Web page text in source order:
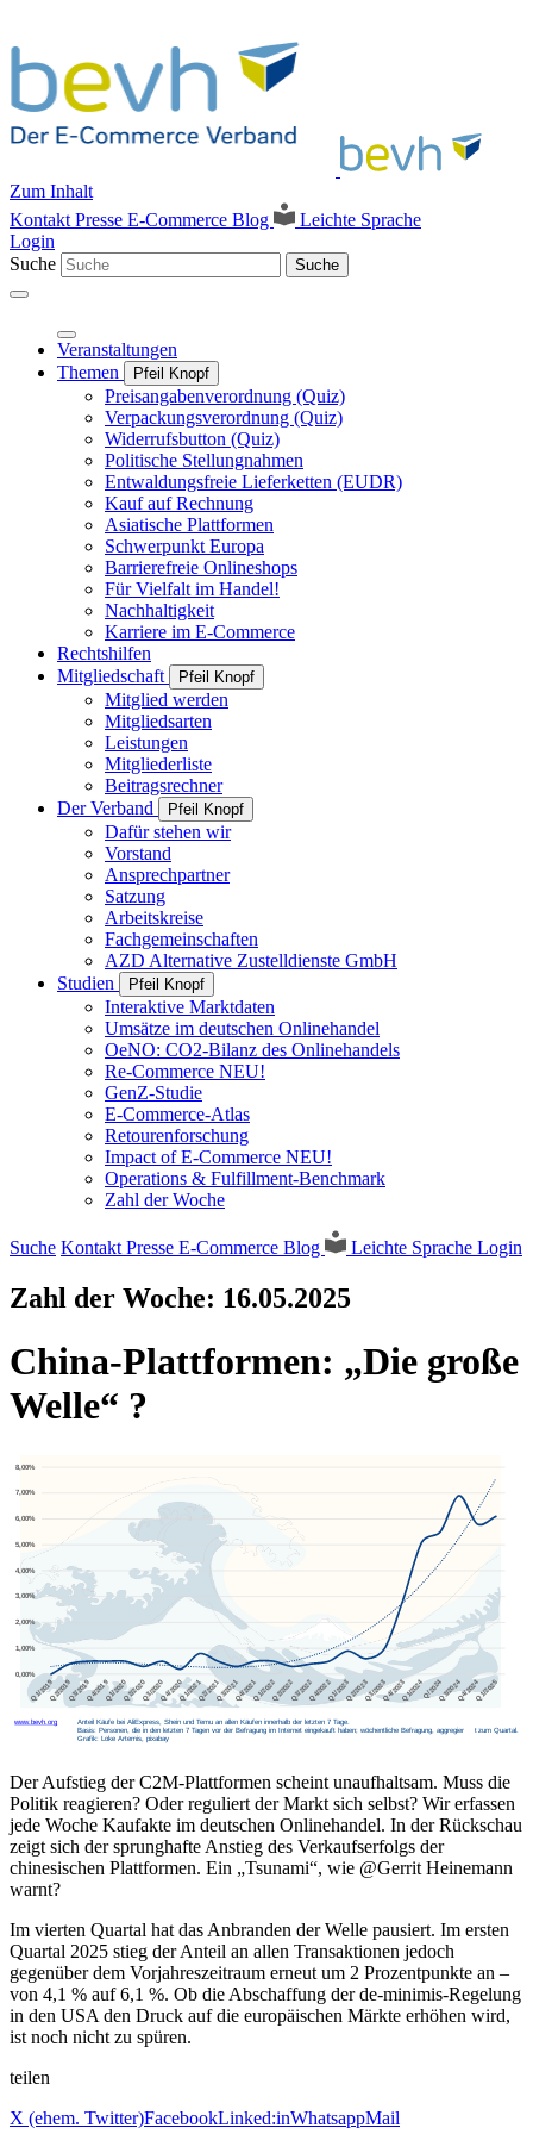
Zum Inhalt
Kontakt Presse E-Commerce Blog
Leichte Sprache
Login
Suche
Suche
Veranstaltungen
Themen
Pfeil Knopf
Preisangabenverordnung (Quiz)
Verpackungsverordnung (Quiz)
Widerrufsbutton (Quiz)
Politische Stellungnahmen
Entwaldungsfreie Lieferketten (EUDR)
Kauf auf Rechnung
Asiatische Plattformen
Schwerpunkt Europa
Barrierefreie Onlineshops
Für Vielfalt im Handel!
Nachhaltigkeit
Karriere im E-Commerce
Rechtshilfen
Mitgliedschaft
Pfeil Knopf
Mitglied werden
Mitgliedsarten
Leistungen
Mitgliederliste
Beitragsrechner
Der Verband
Pfeil Knopf
Dafür stehen wir
Vorstand
Ansprechpartner
Satzung
Arbeitskreise
Fachgemeinschaften
AZD Alternative Zustelldienste GmbH
Studien
Pfeil Knopf
Interaktive Marktdaten
Umsätze im deutschen Onlinehandel
OeNO: CO2-Bilanz des Onlinehandels
Re-Commerce NEU!
GenZ-Studie
E-Commerce-Atlas
Retourenforschung
Impact of E-Commerce NEU!
Operations & Fulfillment-Benchmark
Zahl der Woche
Suche Kontakt Presse E-Commerce Blog Leichte Sprache Login
Zahl der Woche: 16.05.2025
China-Plattformen: „Die große
Welle“ ?
Der Aufstieg der C2M-Plattformen scheint unaufhaltsam. Muss die
Politik reagieren? Oder reguliert der Markt sich selbst? Wir erfassen
jede Woche Kaufakte im deutschen Onlinehandel. In der Rückschau
zeigt sich der sprunghafte Anstieg des Verkaufserfolgs der
chinesischen Plattformen. Ein „Tsunami“, wie @Gerrit Heinemann
warnt?
Im vierten Quartal hat das Anbranden der Welle pausiert. Im ersten
Quartal 2025 stieg der Anteil an allen Transaktionen jedoch
gegenüber dem Vorjahreszeitraum erneut um 2 Prozentpunkte an –
von 4,1 % auf 6,1 %. Ob die Abschaffung der de-minimis-Regelung
in den USA den Druck auf die europäischen Märkte erhöhen wird,
ist noch nicht zu spüren.
teilen
X (ehem. Twitter)FacebookLinked:inWhatsappMail